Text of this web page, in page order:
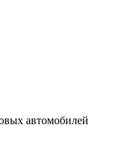
автомобилей